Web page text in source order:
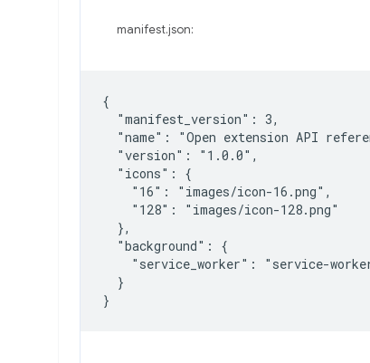
manifest.json:
{
  "manifest_version": 3,
"name": "Open extension API
  "version": "1.0.0",
  "icons": {
    "16": "images/icon-16.png",
    "128": "images/icon-128.png"
  },
  "background": {
"service_worker": "service-
  }